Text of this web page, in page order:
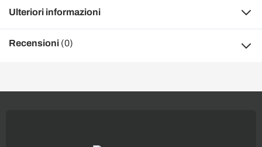
Ulteriori informazioni
Recensioni (0)